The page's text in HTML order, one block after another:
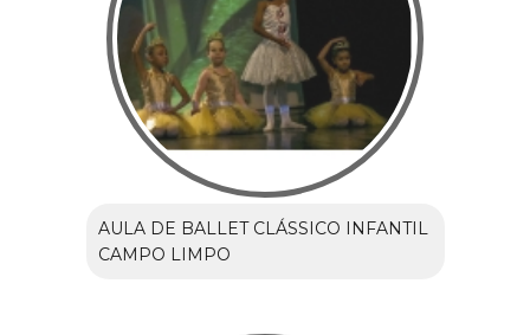
AULA DE BALLET CLÁSSICO INFANTIL
CAMPO LIMPO